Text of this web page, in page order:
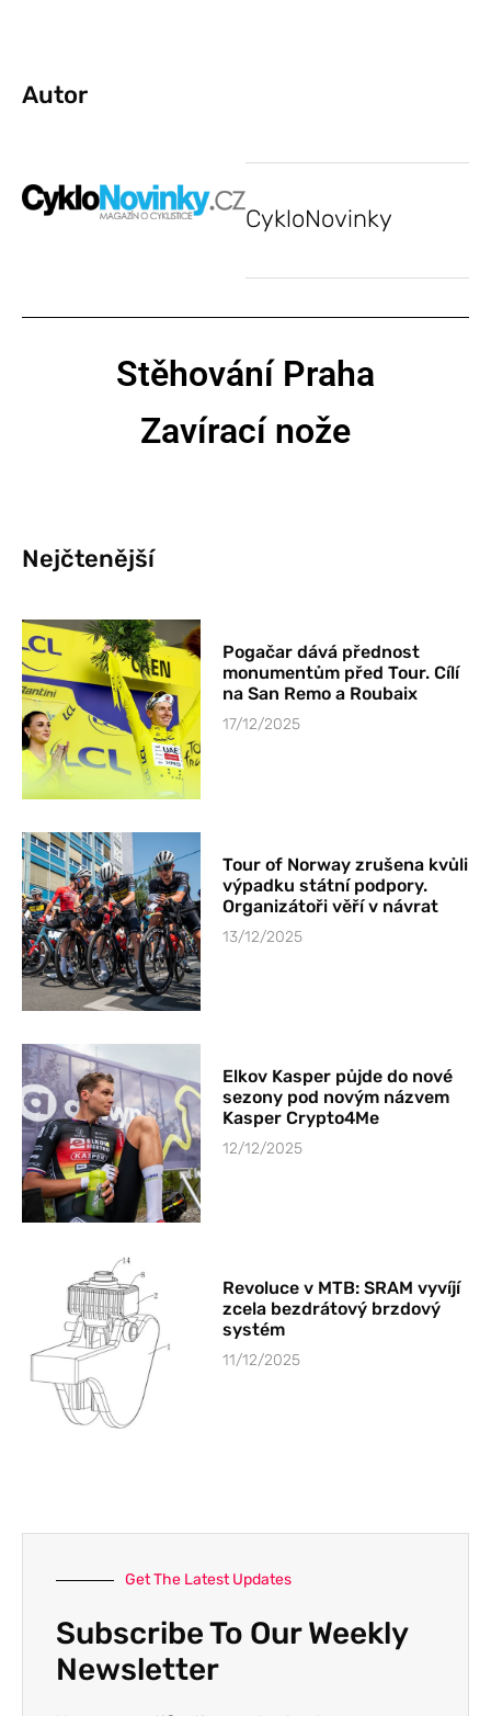
Autor
CykloNovinky
Stěhování Praha
Zavírací nože
Nejčtenější
Pogačar dává přednost
monumentům před Tour. Cílí
na San Remo a Roubaix
17/12/2025
Tour of Norway zrušena kvůli
výpadku státní podpory.
Organizátoři věří v návrat
13/12/2025
Elkov Kasper půjde do nové
sezony pod novým názvem
Kasper Crypto4Me
12/12/2025
Revoluce v MTB: SRAM vyvíjí
zcela bezdrátový brzdový
systém
11/12/2025
Get The Latest Updates
Subscribe To Our Weekly
Newsletter